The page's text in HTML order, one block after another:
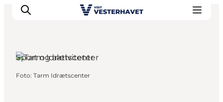
Sport og aktiviteter
Foto: Tarm Idrætscenter